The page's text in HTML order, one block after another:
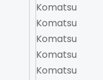
Komatsu
Komatsu
Komatsu
Komatsu
Komatsu